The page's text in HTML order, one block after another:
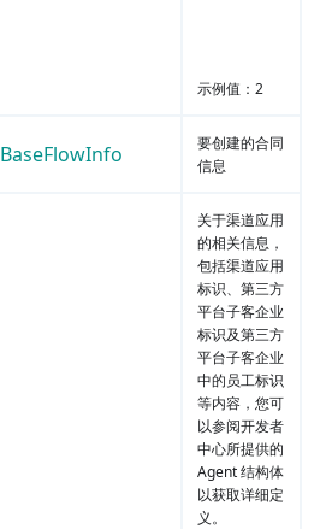
示例值：2
BaseFlowInfo
要创建的合同
信息
关于渠道应用
的相关信息，
包括渠道应用
标识、第三方
平台子客企业
标识及第三方
平台子客企业
中的员工标识
等内容，您可
以参阅开发者
中心所提供的
Agent 结构体
以获取详细定
义。